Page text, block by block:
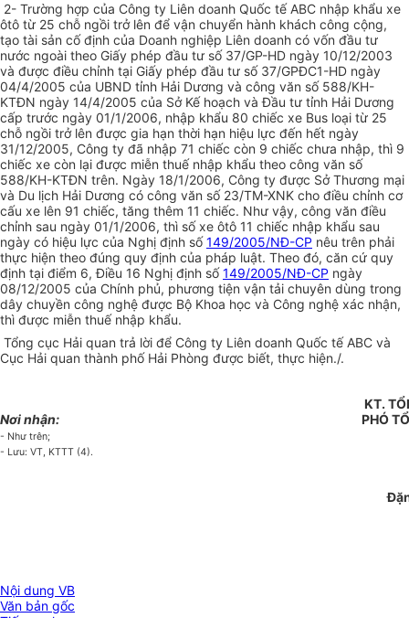
2- Trường hợp của Công ty Liên doanh Quốc tế ABC nhập khẩu xe
ôtô từ 25 chỗ ngồi trở lên để vận chuyển hành khách công cộng,
tạo tài sản cố định của Doanh nghiệp Liên doanh có vốn đầu tư
nước ngoài theo Giấy phép đầu tư số 37/GP-HD ngày 10/12/2003
và được điều chỉnh tại Giấy phép đầu tư số 37/GPĐC1-HD ngày
04/4/2005 của UBND tỉnh Hải Dương và công văn số 588/KH-
KTĐN ngày 14/4/2005 của Sở Kế hoạch và Đầu tư tỉnh Hải Dương
cấp trước ngày 01/1/2006, nhập khẩu 80 chiếc xe Bus loại từ 25
chỗ ngồi trở lên được gia hạn thời hạn hiệu lực đến hết ngày
31/12/2005, Công ty đã nhập 71 chiếc còn 9 chiếc chưa nhập, thì 9
chiếc xe còn lại được miễn thuế nhập khẩu theo công văn số
588/KH-KTĐN trên. Ngày 18/1/2006, Công ty được Sở Thương mại
và Du lịch Hải Dương có công văn số 23/TM-XNK cho điều chỉnh cơ
cấu xe lên 91 chiếc, tăng thêm 11 chiếc. Như vậy, công văn điều
chỉnh sau ngày 01/1/2006, thì số xe ôtô 11 chiếc nhập khẩu sau
ngày có hiệu lực của Nghị định số149/2005/NĐ-CP nêu trên phải
thực hiện theo đúng quy định của pháp luật. Theo đó, căn cứ quy
định tại điểm 6, Điều 16 Nghị định số149/2005/NĐ-CP ngày
08/12/2005 của Chính phủ, phương tiện vận tải chuyên dùng trong
dây chuyền công nghệ được Bộ Khoa học và Công nghệ xác nhận,
thì được miễn thuế nhập khẩu.
Tổng cục Hải quan trả lời để Công ty Liên doanh Quốc tế ABC và
Cục Hải quan thành phố Hải Phòng được biết, thực hiện./.
Nơi nhận:
- Như trên;
- Lưu: VT, KTTT (4).
KT.
PHÓ
Nội dung VB
Văn bản gốc